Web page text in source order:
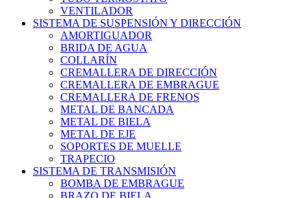
VENTILADOR
SISTEMA DE SUSPENSIÓN Y DIRECCIÓN
AMORTIGUADOR
BRIDA DE AGUA
COLLARÍN
CREMALLERA DE DIRECCIÓN
CREMALLERA DE EMBRAGUE
CREMALLERA DE FRENOS
METAL DE BANCADA
METAL DE BIELA
METAL DE EJE
SOPORTES DE MUELLE
TRAPECIO
SISTEMA DE TRANSMISIÓN
BOMBA DE EMBRAGUE